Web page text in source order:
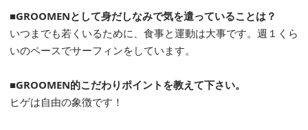
■GROOMENとして身だしなみで気を遣っていることは？
いつまでも若くいるために、食事と運動は大事です。週１くら
いのペースでサーフィンをしています。
■GROOMEN的こだわりポイントを教えて下さい。
ヒゲは自由の象徴です！